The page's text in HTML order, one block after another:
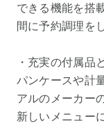
できる機能を搭
間に予約調理を
・充実の付属品
パンケースや計
アルのメーカー
新しいメニュー